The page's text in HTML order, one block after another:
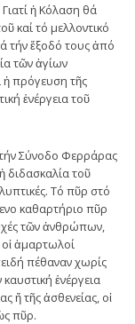
ἡ Κόλαση θά
καί τό μελλοντικό
τήν ἔξοδό τους ἀπό
τῶν ἁγίων
ἡ πρόγευση τῆς
ἐνέργεια τοῦ
Σύνοδο Φερράρας
διδασκαλία τοῦ
Τό πῦρ στό
καθαρτήριο πῦρ
τῶν ἀνθρώπων,
οἱ ἁμαρτωλοί
πέθαναν χωρίς
ἐνέργεια
ἤ τῆς ἀσθενείας, οἱ
πῦρ.